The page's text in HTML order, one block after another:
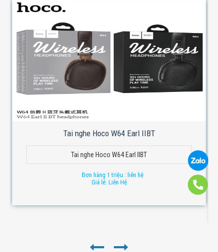
Tai nghe Hoco W64 Earl IIBT
Tai nghe Hoco W64 Earl IIBT
Đơn hàng 1 triệu : liên hệ
Giá lẻ: Liên Hệ